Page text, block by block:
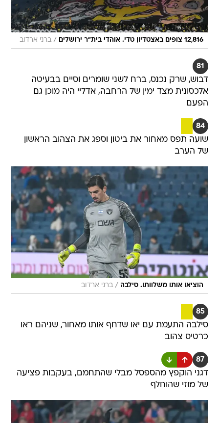
12,816 צופים באצטדיון טדי. אוהדי בית"ר ירושלים / ברני ארדוב
81
דבוש, שרק נכנס, ברח לשני שומרים וסיים בבעיטה
אלכסונית מצד ימין של הרחבה, אדליי היה מוכן גם
הפעם
84
שועה תפס מאחור את ביטון וספג את הצהוב הראשון
של הערב
הוציאו אותו משלוותו. סילבה / ברני ארדוב
85
סילבה התעמת עם יאו שדחף אותו מאחור, שניהם ראו
כרטיס צהוב
87
דגני הוקפץ מהספסל מבלי שהתחמם, בעקבות פציעה
של מוזי שהוחלף